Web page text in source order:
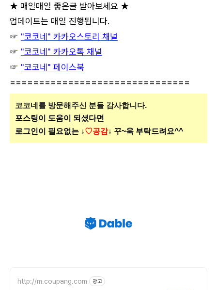
★ 매일매일 좋은글 받아보세요 ★
업데이트는 매일 진행됩니다.
☞ "코코네" 카카오스토리 채널
☞ "코코네" 카카오톡 채널
☞ "코코네" 페이스북
===============================
코코네를 방문해주신 분들 감사합니다.
포스팅이 도움이 되셨다면
로그인이 필요없는 ↓♡공감↓ 꾸~욱 부탁드려요^^
http://m.coupang.com 광고